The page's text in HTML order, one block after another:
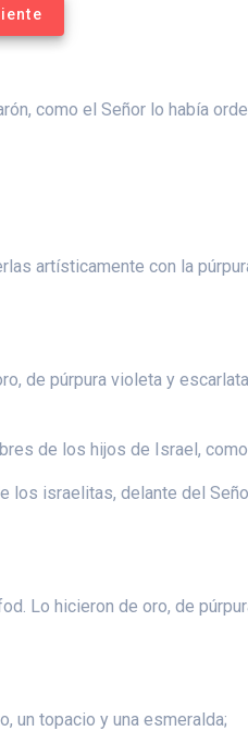
como el Señor lo había
artísticamente con la
de púrpura violeta y
de los hijos de Israel,
los israelitas, delante del
Lo hicieron de oro, de
un topacio y una esmeralda;